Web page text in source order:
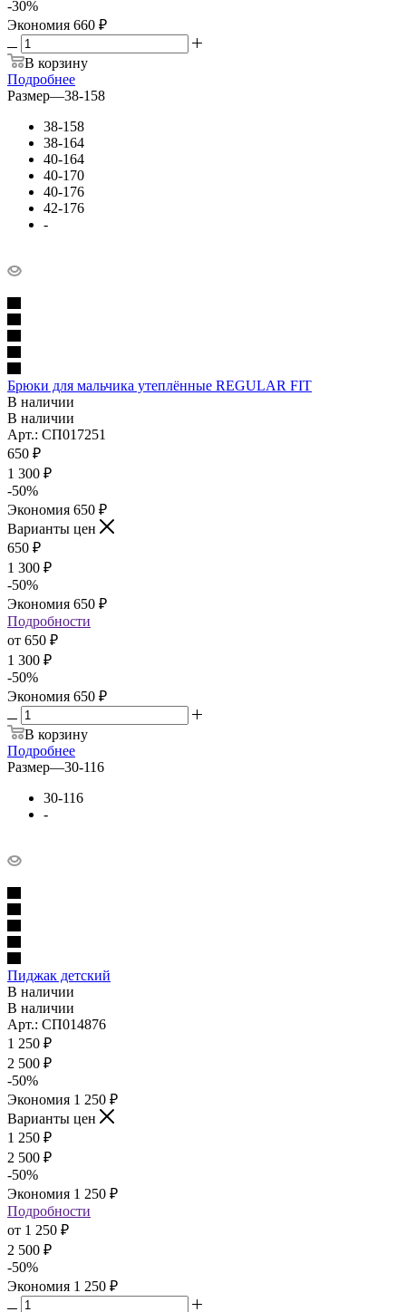
-30%
Экономия 660 ₽
В корзину
Подробнее
Размер—38-158
38-158
38-164
40-164
40-170
40-176
42-176
-
Брюки для мальчика утеплённые REGULAR FIT
В наличии
В наличии
Арт.: СП017251
650 ₽
1 300 ₽
-50%
Экономия 650 ₽
Варианты цен
650 ₽
1 300 ₽
-50%
Экономия 650 ₽
Подробности
от 650 ₽
1 300 ₽
-50%
Экономия 650 ₽
В корзину
Подробнее
Размер—30-116
30-116
-
Пиджак детский
В наличии
В наличии
Арт.: СП014876
1 250 ₽
2 500 ₽
-50%
Экономия 1 250 ₽
Варианты цен
1 250 ₽
2 500 ₽
-50%
Экономия 1 250 ₽
Подробности
от 1 250 ₽
2 500 ₽
-50%
Экономия 1 250 ₽